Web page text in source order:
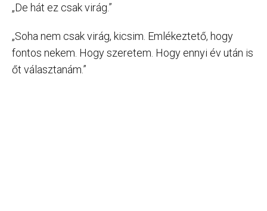
„De hát ez csak virág.”
„Soha nem csak virág, kicsim. Emlékeztető, hogy
fontos nekem. Hogy szeretem. Hogy ennyi év után is
őt választanám.”